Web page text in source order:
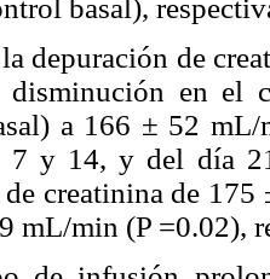
basal),
depuración de
disminución en
a 166 ± 52 mL/
7 y 14, y del día
creatinina de
mL/min (P =0.02),